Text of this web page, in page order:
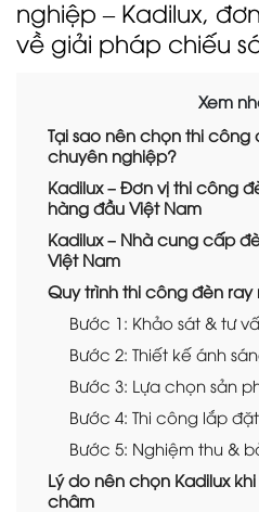
nghiệp – Kadilux,
về giải pháp chiếu
Xem
Tại sao nên chọn thi
chuyên nghiệp?
Kadilux – Đơn vị thi công
hàng đầu Việt Nam
Kadilux – Nhà cung cấp
Việt Nam
Quy trình thi công đèn
Bước 1: Khảo sát & tư
Bước 2: Thiết kế ánh
Bước 3: Lựa chọn sản
Bước 4: Thi công lắp đặt
Bước 5: Nghiệm thu &
Lý do nên chọn Kadilux
châm